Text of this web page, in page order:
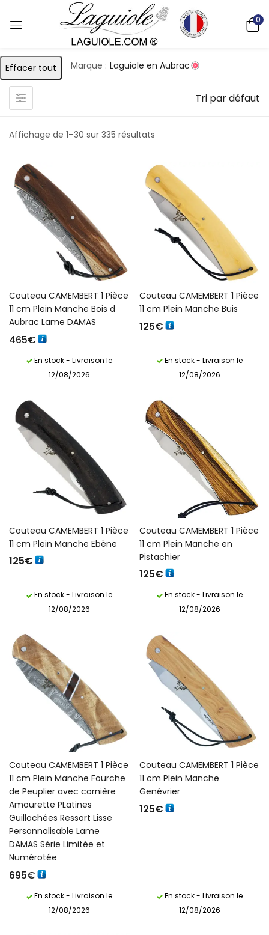
Français)
0
Effacer tout Marque : Laguiole en Aubrac
Affichage de 1–30 sur 335 résultats
Tri par défaut
Couteau CAMEMBERT 1 Pièce
11 cm Plein Manche Bois d
Aubrac Lame DAMAS
465€
En stock - Livraison le
12/08/2026
Couteau CAMEMBERT 1 Pièce
11 cm Plein Manche Buis
125€
En stock - Livraison le
12/08/2026
Couteau CAMEMBERT 1 Pièce
11 cm Plein Manche Ebène
125€
En stock - Livraison le
12/08/2026
Couteau CAMEMBERT 1 Pièce
11 cm Plein Manche en
Pistachier
125€
En stock - Livraison le
12/08/2026
Couteau CAMEMBERT 1 Pièce
11 cm Plein Manche Fourche
de Peuplier avec cornière
Amourette PLatines
Guillochées Ressort Lisse
Personnalisable Lame
DAMAS Série Limitée et
Numérotée
695€
En stock - Livraison le
12/08/2026
Couteau CAMEMBERT 1 Pièce
11 cm Plein Manche
Genévrier
125€
En stock - Livraison le
12/08/2026